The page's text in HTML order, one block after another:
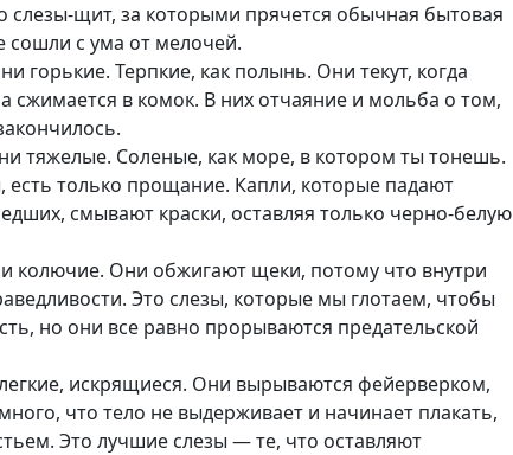
слезы-щит, за которыми прячется обычная бытовая
сошли с ума от мелочей.
горькие. Терпкие, как полынь. Они текут, когда
сжимается в комок. В них отчаяние и мольба о том,
тяжелые. Соленые, как море, в котором ты тонешь.
есть только прощание. Капли, которые падают
смывают краски, оставляя только черно-белую
колючие. Они обжигают щеки, потому что внутри
Это слезы, которые мы глотаем, чтобы
но они все равно прорываются предательской
искрящиеся. Они вырываются фейерверком,
что тело не выдерживает и начинает плакать,
Это лучшие слезы — те, что оставляют